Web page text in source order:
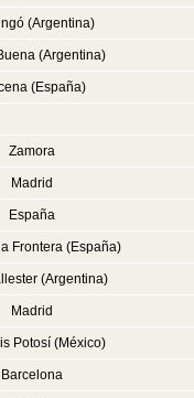
(Argentina)
(Argentina)
(España)
Zamora
Madrid
España
Frontera (España)
(Argentina)
Madrid
Potosí (México)
Barcelona